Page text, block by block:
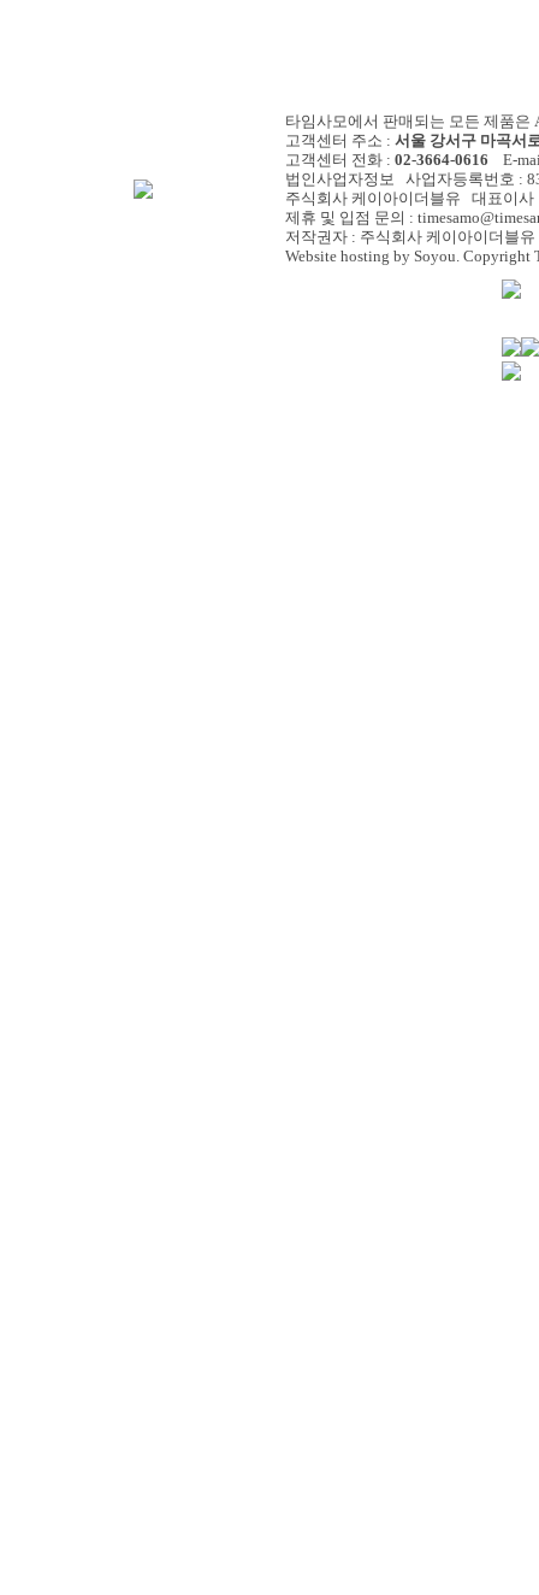
타임사모에서 판매되는 모든 제품은
고객센터 주소 : 서울 강서구 마곡서
고객센터 전화 : 02-3664-0616 E-
법인사업자정보 사업자등록번호 :
주식회사 케이아이더블유 대표이
제휴 및 입점 문의 :
저작권자 : 주식회사 케이아이더블
Website hosting by Soyou. Copyright